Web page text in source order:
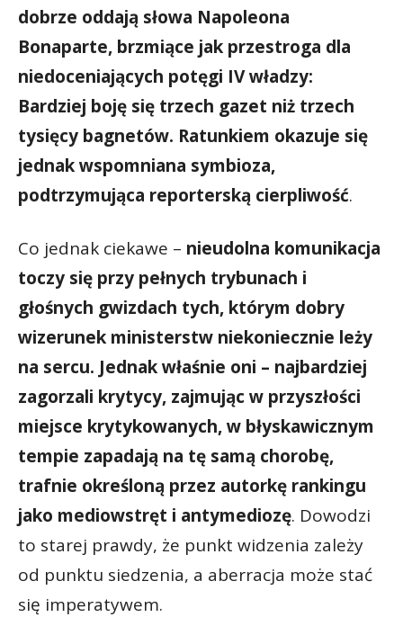
dobrze oddają słowa Napoleona
Bonaparte, brzmiące jak przestroga dla
niedoceniających potęgi IV władzy:
Bardziej boję się trzech gazet niż trzech
tysięcy bagnetów. Ratunkiem okazuje się
jednak wspomniana symbioza,
podtrzymująca reporterską cierpliwość.
Co jednak ciekawe – nieudolna komunikacja
toczy się przy pełnych trybunach i
głośnych gwizdach tych, którym dobry
wizerunek ministerstw niekoniecznie leży
na sercu. Jednak właśnie oni – najbardziej
zagorzali krytycy, zajmując w przyszłości
miejsce krytykowanych, w błyskawicznym
tempie zapadają na tę samą chorobę,
trafnie określoną przez autorkę rankingu
jako mediowstręt i antymediozę. Dowodzi
to starej prawdy, że punkt widzenia zależy
od punktu siedzenia, a aberracja może stać
się imperatywem.